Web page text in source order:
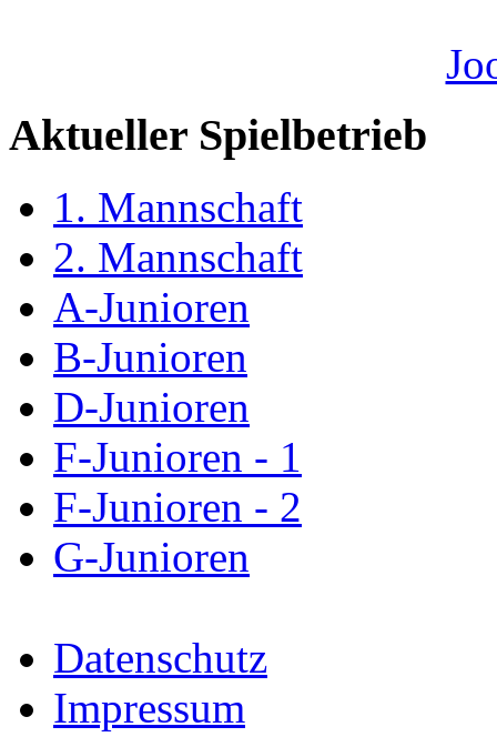
Aktueller Spielbetrieb
1. Mannschaft
2. Mannschaft
A-Junioren
B-Junioren
D-Junioren
F-Junioren - 1
F-Junioren - 2
G-Junioren
Datenschutz
Impressum